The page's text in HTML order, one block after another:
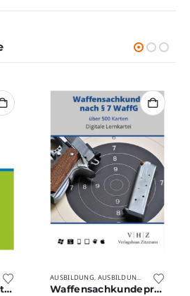
IHK-PRÜFUNGSVORBEREITUNG ,VERLAGE
Fit in der Abwassertechnik?
AUSBILDUNG, AUSBILDUNG
Waffensachkundeprüfung nach § 7 – digitale Karteikarten